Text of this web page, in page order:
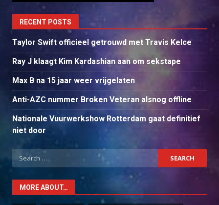
RECENT POSTS
Taylor Swift officieel getrouwd met Travis Kelce
Ray J klaagt Kim Kardashian aan om sekstape
Max B na 15 jaar weer vrijgelaten
Anti-AZC nummer Broken Veteran alsnog offline
Nationale Vuurwerkshow Rotterdam gaat definitief
niet door
Search
for:
MORE ABOUT…